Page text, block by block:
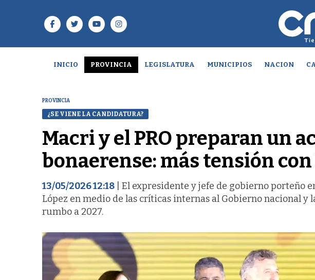
INICIO PROVINCIA LEGISLATURA MUNICIPIOS NACION
PROVINCIA
¿SE VIENE LA CANDIDATURA?
Macri y el PRO preparan un
bonaerense: más tensión
13/05/2026 12:18 | El expresidente y jefe de gobierno porteño
López en medio de las críticas internas al Gobierno nacional y
rumbo a 2027.